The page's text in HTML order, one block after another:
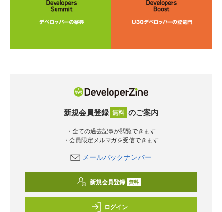
新規会員登録 無料 のご案内
・全ての過去記事が閲覧できます
・会員限定メルマガを受信できます
メールバックナンバー
新規会員登録 無料
ログイン